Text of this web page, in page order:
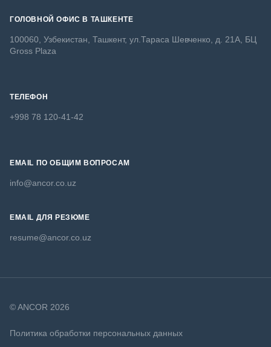
ГОЛОВНОЙ ОФИС В ТАШКЕНТЕ
100060, Узбекистан, Ташкент, ул.Тараса Шевченко, д. 21А, БЦ
Gross Plaza
ТЕЛЕФОН
+998 78 120-41-42
EMAIL ПО ОБЩИМ ВОПРОСАМ
info@ancor.co.uz
EMAIL ДЛЯ РЕЗЮМЕ
resume@ancor.co.uz
© ANCOR 2026
Политика обработки персональных данных